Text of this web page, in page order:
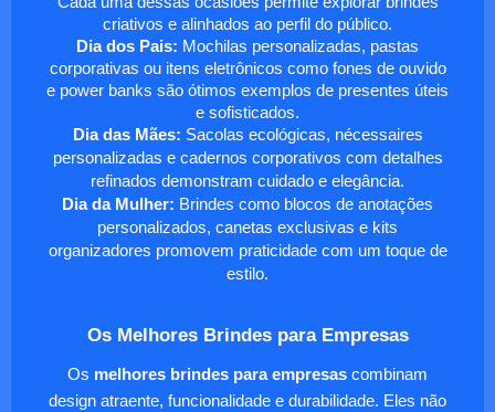
criativos e alinhados ao perfil do público.
Dia dos Pais: Mochilas personalizadas, pastas
corporativas ou itens eletrônicos como fones de ouvido
e power banks são ótimos exemplos de presentes úteis
e sofisticados.
Dia das Mães: Sacolas ecológicas, nécessaires
personalizadas e cadernos corporativos com detalhes
refinados demonstram cuidado e elegância.
Dia da Mulher: Brindes como blocos de anotações
personalizados, canetas exclusivas e kits
organizadores promovem praticidade com um toque de
estilo.
Os Melhores Brindes para Empresas
Os melhores brindes para empresas combinam
design atraente, funcionalidade e durabilidade. Eles não